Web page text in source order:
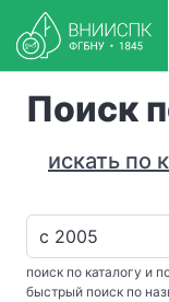
Поиск
искать по
поиск по каталогу и
быстрый поиск по